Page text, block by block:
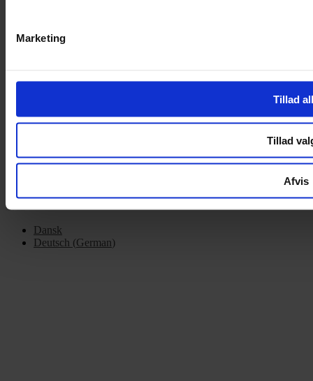
Marketing
Tillad
Tillad
Afvis
Om Yarn Every Wear
Mandag – Fredag 10:00 – 17:30
Copyright © 2022.Design & hosting by Webhuset Ballum ApS
Dansk
Deutsch (German)